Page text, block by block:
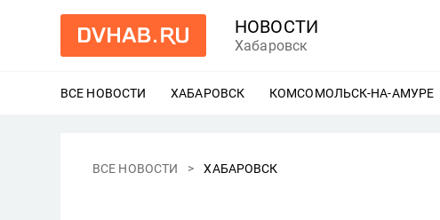
НОВОСТИ
Хабаровск
ВСЕ НОВОСТИ ХАБАРОВСК ЕЩЕ
КОМСОМОЛЬСК-НА-АМУРЕ
ВСЕ НОВОСТИ ХАБАРОВСК